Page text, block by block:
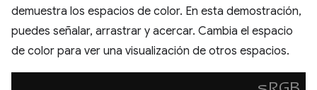
demuestra los espacios de color. En esta demostración,
puedes señalar, arrastrar y acercar. Cambia el espacio
de color para ver una visualización de otros espacios.